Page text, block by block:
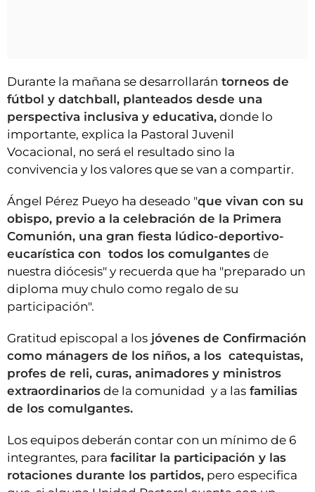
Durante la mañana se desarrollarán torneos de
fútbol y datchball, planteados desde una
perspectiva inclusiva y educativa, donde lo
importante, explica la Pastoral Juvenil
Vocacional, no será el resultado sino la
convivencia y los valores que se van a compartir.
Ángel Pérez Pueyo ha deseado "que vivan con su
obispo, previo a la celebración de la Primera
Comunión, una gran fiesta lúdico-deportivo-
eucarística con todos los comulgantes de
nuestra diócesis" y recuerda que ha "preparado un
diploma muy chulo como regalo de su
participación".
Gratitud episcopal a los jóvenes de Confirmación
como mánagers de los niños, a los catequistas,
profes de reli, curas, animadores y ministros
extraordinarios de la comunidad y a las familias
de los comulgantes.
Los equipos deberán contar con un mínimo de 6
integrantes, para facilitar la participación y las
rotaciones durante los partidos, pero especifica